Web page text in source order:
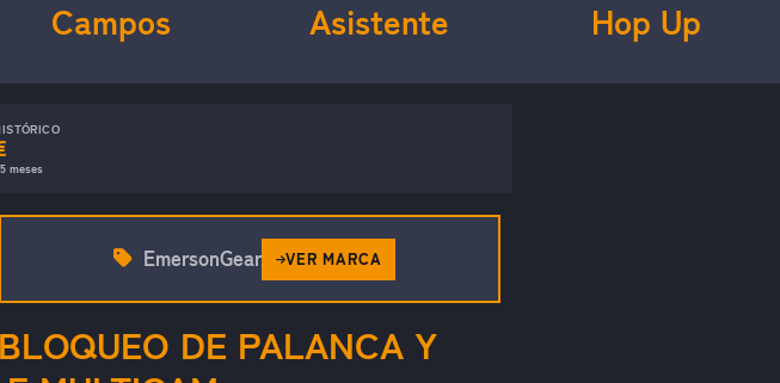
Campos Asistente Hop Up
meses
DE PALANCA Y
EmersonGear VER MARCA